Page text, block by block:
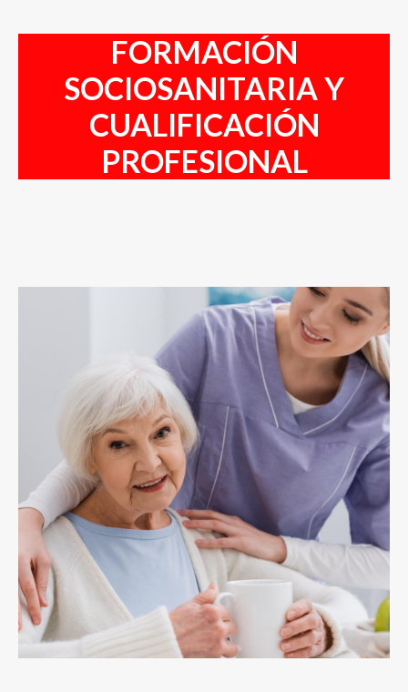
Acceso UsuariosFORMACIÓN
SOCIOSANITARIA Y
CUALIFICACIÓN
PROFESIONAL